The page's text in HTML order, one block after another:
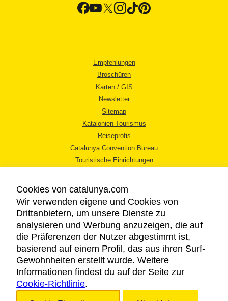
Empfehlungen
Broschüren
Karten / GIS
Newsletter
Sitemap
Katalonien Tourismus
Reiseprofis
Catalunya Convention Bureau
Touristische Einrichtungen
RECHTLICHER HINWEIS
DATENSCHUTZICHTLINIE
COOKIES
BARRIEREFREIHEIT
Cookies von catalunya.com
Wir verwenden eigene und Cookies von
Drittanbietern, um unsere Dienste zu
analysieren und Werbung anzuzeigen, die auf
die Präferenzen der Nutzer abgestimmt ist,
basierend auf einem Profil, das aus ihren Surf-
Gewohnheiten erstellt wurde. Weitere
Informationen findest du auf der Seite zur
Cookie-Richtlinie.